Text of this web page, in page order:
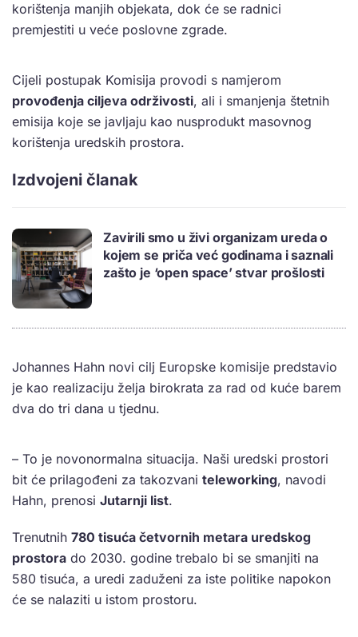
korištenja manjih objekata, dok će se radnici
premjestiti u veće poslovne zgrade.
Cijeli postupak Komisija provodi s namjerom
provođenja ciljeva održivosti, ali i smanjenja štetnih
emisija koje se javljaju kao nusprodukt masovnog
korištenja uredskih prostora.
Izdvojeni članak
Zavirili smo u živi organizam ureda o
kojem se priča već godinama i saznali
zašto je ‘open space’ stvar prošlosti
Johannes Hahn novi cilj Europske komisije predstavio
je kao realizaciju želja birokrata za rad od kuće barem
dva do tri dana u tjednu.
– To je novonormalna situacija. Naši uredski prostori
bit će prilagođeni za takozvani teleworking, navodi
Hahn, prenosi Jutarnji list.
Trenutnih 780 tisuća četvornih metara uredskog
prostora do 2030. godine trebalo bi se smanjiti na
580 tisuća, a uredi zaduženi za iste politike napokon
će se nalaziti u istom prostoru.